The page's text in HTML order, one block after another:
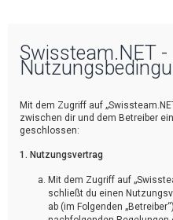
Swissteam.NET -
Mit dem Zugriff auf
zwischen dir und dem Betreiber
geschlossen:
1. Nutzungsvertrag
Mit dem Zugriff auf
schließt du einen
ab (im Folgenden